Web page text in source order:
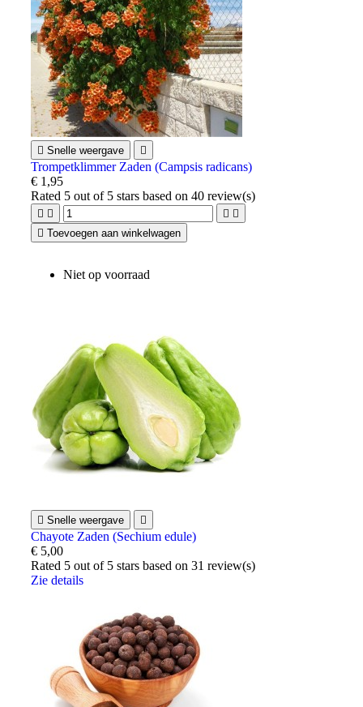
 Snelle weergave 
Trompetklimmer Zaden (Campsis radicans)
€ 1,95
Rated 5 out of 5 stars based on40 review(s)
   
 Toevoegen aan winkelwagen
Niet op voorraad
 Snelle weergave 
Chayote Zaden (Sechium edule)
€ 5,00
Rated 5 out of 5 stars based on31 review(s)
Zie details